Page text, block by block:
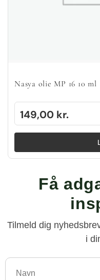
Nasya olie MP 16 10 ml
149,00 kr.
Få
Tilmeld dig
i